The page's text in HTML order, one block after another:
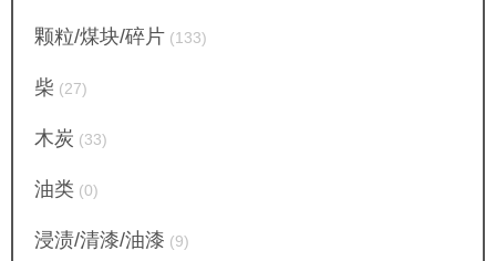
颗粒/煤块/碎片 (133)
柴 (27)
木炭 (33)
油类 (0)
浸渍/清漆/油漆 (9)